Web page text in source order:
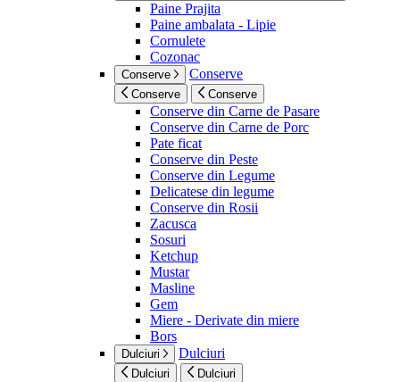
Paine Prajita
Paine ambalata - Lipie
Cornulete
Cozonac
Conserve Conserve
Conserve Conserve
Conserve din Carne de Pasare
Conserve din Carne de Porc
Pate ficat
Conserve din Peste
Conserve din Legume
Delicatese din legume
Conserve din Rosii
Zacusca
Sosuri
Ketchup
Mustar
Masline
Gem
Miere - Derivate din miere
Bors
Dulciuri Dulciuri
Dulciuri Dulciuri